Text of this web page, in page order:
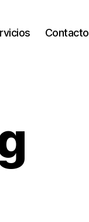
Contacto